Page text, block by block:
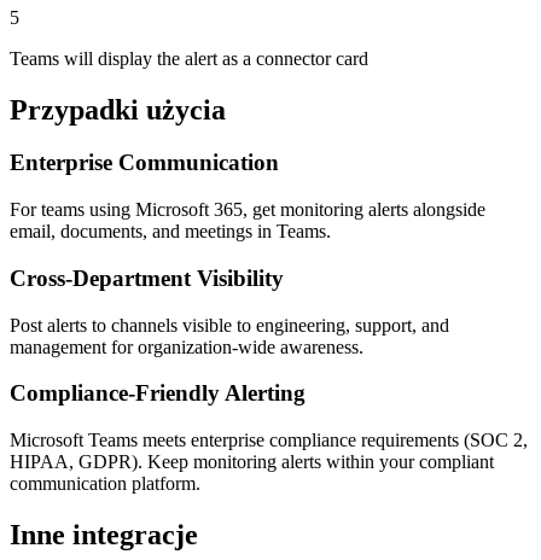
5
Teams will display the alert as a connector card
Przypadki użycia
Enterprise Communication
For teams using Microsoft 365, get monitoring alerts alongside
email, documents, and meetings in Teams.
Cross-Department Visibility
Post alerts to channels visible to engineering, support, and
management for organization-wide awareness.
Compliance-Friendly Alerting
Microsoft Teams meets enterprise compliance requirements (SOC 2,
HIPAA, GDPR). Keep monitoring alerts within your compliant
communication platform.
Inne integracje